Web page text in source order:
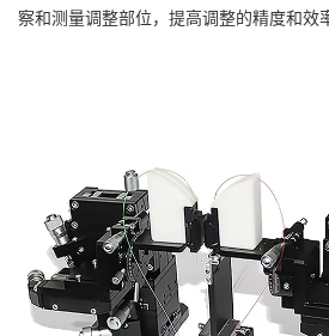
察和测量调整部位，提高调整的精度和效